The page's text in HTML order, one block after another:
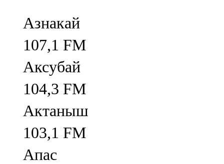
Азнакай
107,1 FM
Аксубай
104,3 FM
Актаныш
103,1 FM
Апас